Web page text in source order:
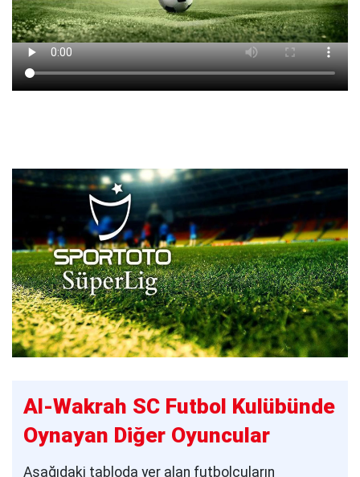
Al-Wakrah SC Futbol Kulübünde
Oynayan Diğer Oyuncular
Aşağıdaki tabloda yer alan futbolcuların